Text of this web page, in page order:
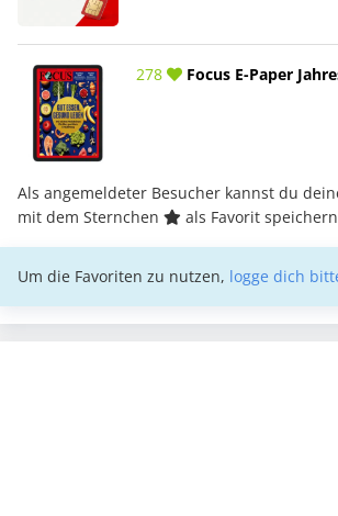
278 Focus E-Paper
Als angemeldeter Besucher kannst du
mit dem Sternchen
als Favorit
Um die Favoriten zu nutzen, logge dich